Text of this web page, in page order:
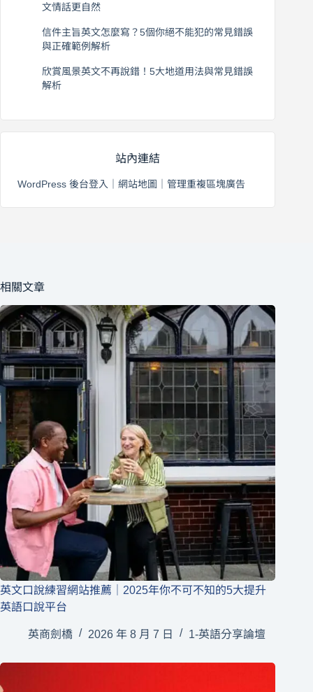
文情話更自然
信件主旨英文怎麼寫？5個你絕不能犯的常見錯誤
與正確範例解析
欣賞風景英文不再說錯！5大地道用法與常見錯誤
解析
站內連結
WordPress 後台登入 網站地圖 管理重複區塊廣告
相關文章
英文口說練習網站推薦｜2025年你不可不知的5大提升
英語口說平台
英商劍橋 2026 年 8 月 7 日 1-英語分享論壇